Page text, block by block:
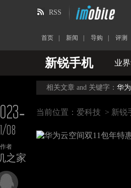
RSS
首页 新闻 导购 评测
新锐手机 业
08
作者
之家
相关文章 and 关键字： 华为
当前位置： 爱科技 > 新锐